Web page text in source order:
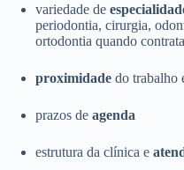
variedade de
periodontia, cirurgia,
ortodontia quando
proximidade do trabalho
prazos de agenda
estrutura da clínica e